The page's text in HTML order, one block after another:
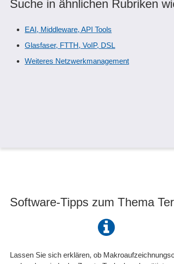
Suche in ähnlichen Rubriken
EAI, Middleware, API Tools
Glasfaser, FTTH, VoIP, DSL
Weiteres Netzwerkmanagement
Software-Tipps zum Thema
Lassen Sie sich erklären, ob